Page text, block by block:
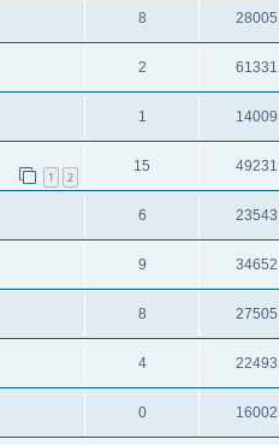
8 28005
2 61331
1 14009
1 2
15 49231
6 23543
9 34652
8 27505
4 22493
0 16002